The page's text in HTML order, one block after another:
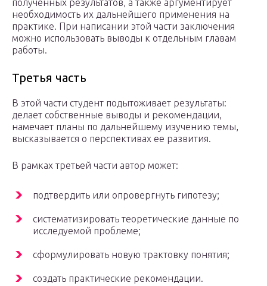
полученных результатов, а также аргументирует
необходимость их дальнейшего применения на
практике. При написании этой части заключения
можно использовать выводы к отдельным главам
работы.
Третья часть
В этой части студент подытоживает результаты:
делает собственные выводы и рекомендации,
намечает планы по дальнейшему изучению темы,
высказывается о перспективах ее развития.
В рамках третьей части автор может:
подтвердить или опровергнуть гипотезу;
систематизировать теоретические данные по
исследуемой проблеме;
сформулировать новую трактовку понятия;
создать практические рекомендации.